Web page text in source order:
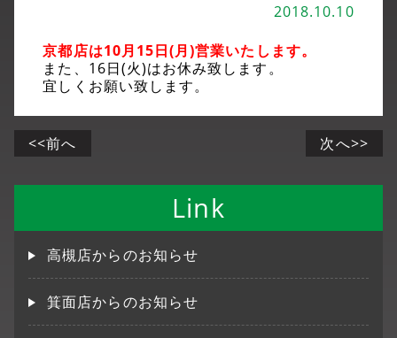
2018.10.10
京都店は10月15日(月)営業いたします。
また、16日(火)はお休み致します。
宜しくお願い致します。
<<前へ 次へ>>
Link
高槻店からのお知らせ
箕面店からのお知らせ